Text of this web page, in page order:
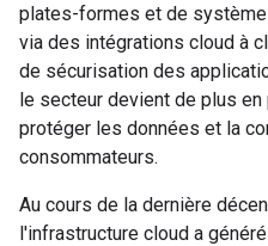
plates-formes et de
via des intégrations cloud à
de sécurisation des
le secteur devient de plus
protéger les données et la
consommateurs.
Au cours de la dernière
l'infrastructure cloud a